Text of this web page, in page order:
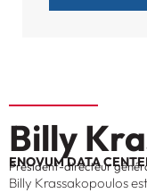
Billy
ENOVUM DATA
Président-directeur
Billy Krassakopoulos